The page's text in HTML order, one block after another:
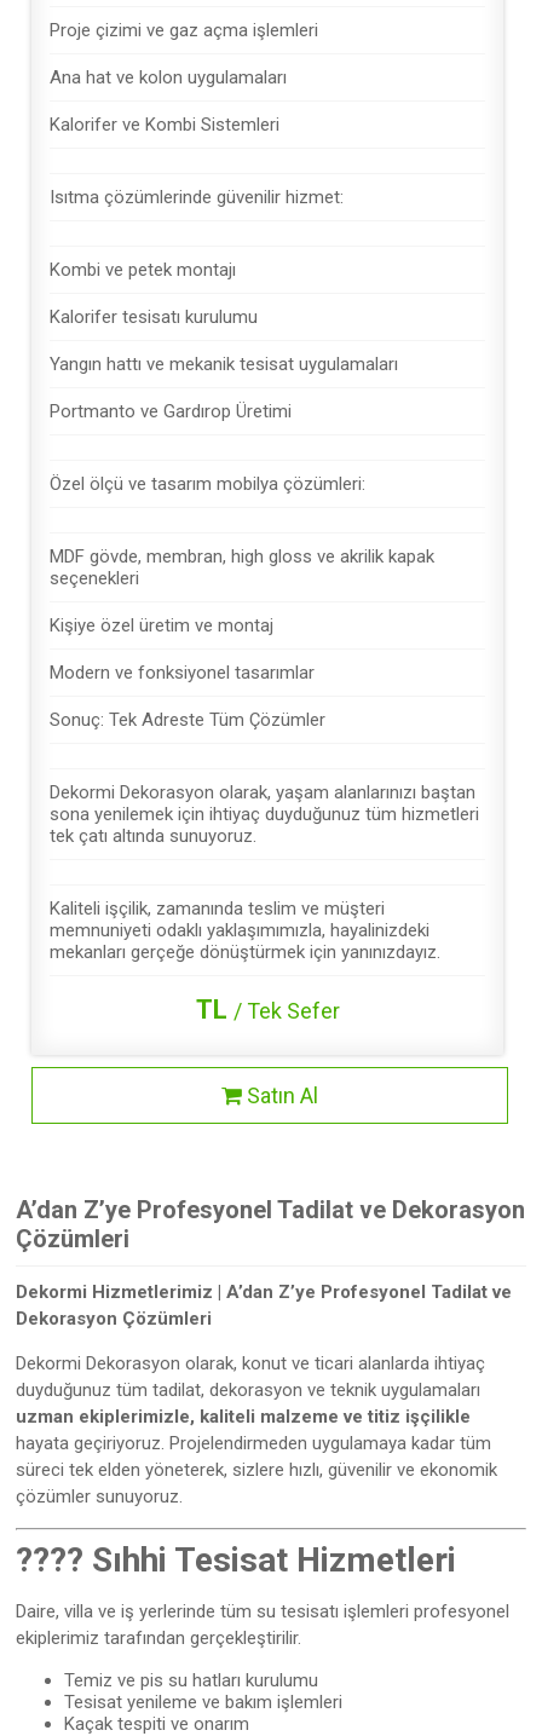
Proje çizimi ve gaz açma işlemleri
Ana hat ve kolon uygulamaları
Kalorifer ve Kombi Sistemleri
Isıtma çözümlerinde güvenilir hizmet:
Kombi ve petek montajı
Kalorifer tesisatı kurulumu
Yangın hattı ve mekanik tesisat uygulamaları
Portmanto ve Gardırop Üretimi
Özel ölçü ve tasarım mobilya çözümleri:
MDF gövde, membran, high gloss ve akrilik kapak
seçenekleri
Kişiye özel üretim ve montaj
Modern ve fonksiyonel tasarımlar
Sonuç: Tek Adreste Tüm Çözümler
Dekormi Dekorasyon olarak, yaşam alanlarınızı baştan
sona yenilemek için ihtiyaç duyduğunuz tüm hizmetleri
tek çatı altında sunuyoruz.
Kaliteli işçilik, zamanında teslim ve müşteri
memnuniyeti odaklı yaklaşımımızla, hayalinizdeki
mekanları gerçeğe dönüştürmek için yanınızdayız.
TL / Tek Sefer
Satın Al
A’dan Z’ye Profesyonel Tadilat ve Dekorasyon
Çözümleri
Dekormi Hizmetlerimiz | A’dan Z’ye Profesyonel Tadilat ve
Dekorasyon Çözümleri
Dekormi Dekorasyon olarak, konut ve ticari alanlarda ihtiyaç
duyduğunuz tüm tadilat, dekorasyon ve teknik uygulamaları
uzman ekiplerimizle, kaliteli malzeme ve titiz işçilikle
hayata geçiriyoruz. Projelendirmeden uygulamaya kadar tüm
süreci tek elden yöneterek, sizlere hızlı, güvenilir ve ekonomik
çözümler sunuyoruz.
???? Sıhhi Tesisat Hizmetleri
Daire, villa ve iş yerlerinde tüm su tesisatı işlemleri profesyonel
ekiplerimiz tarafından gerçekleştirilir.
Temiz ve pis su hatları kurulumu
Tesisat yenileme ve bakım işlemleri
Kaçak tespiti ve onarım